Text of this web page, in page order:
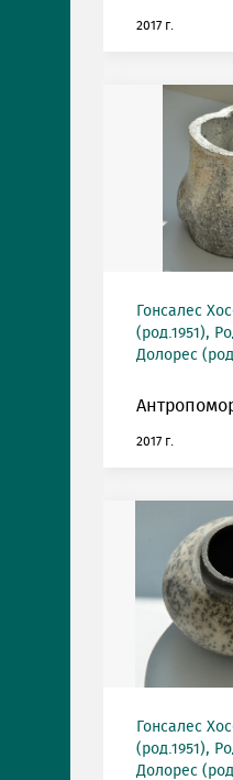
2017 г.
Гонсалес
(род.1951),
Долорес
2017 г.
Гонсалес
(род.1951),
Долорес